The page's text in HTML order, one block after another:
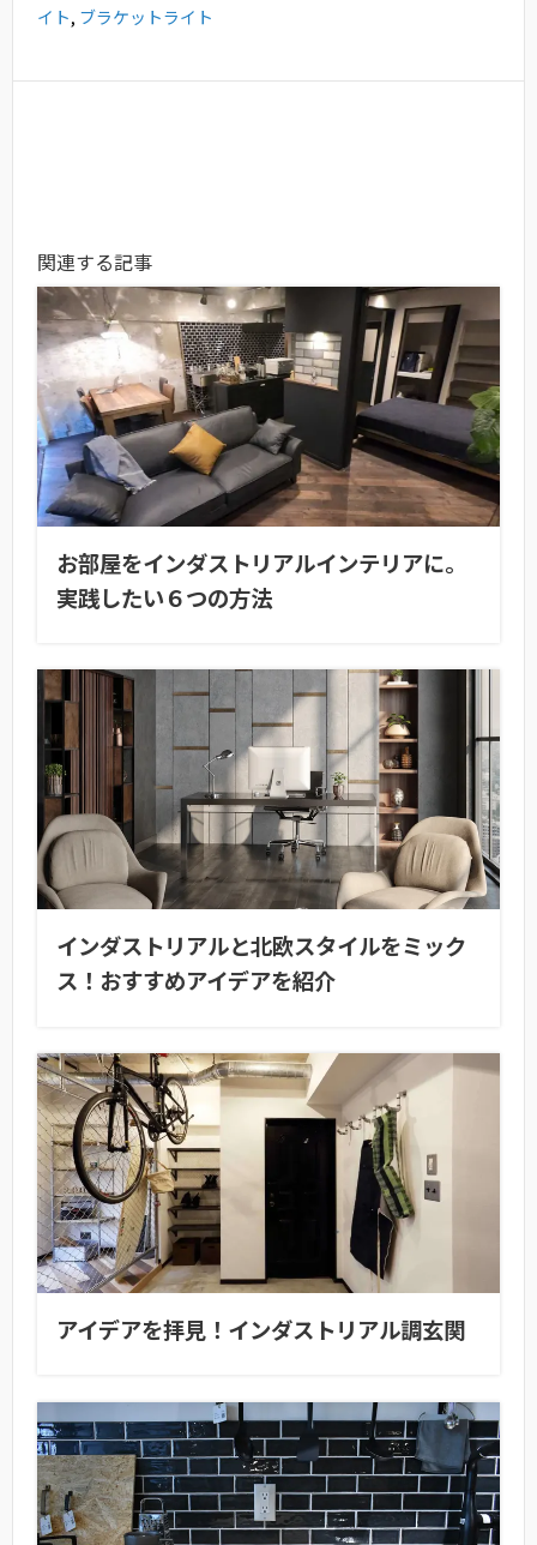
イト, ブラケットライト
関連する記事
お部屋をインダストリアルインテリアに。
実践したい６つの方法
インダストリアルと北欧スタイルをミック
ス！おすすめアイデアを紹介
アイデアを拝見！インダストリアル調玄関